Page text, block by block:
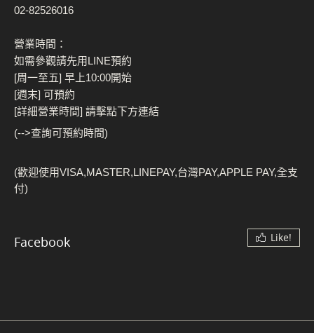
02-82526016
營業時間：
如需參觀請先用LINE預約
[周一至五] 早上10:00開始
[週末] 可預約
[詳細營業時間] 請擊點下方連結
(-->查詢可預約時間)
(歡迎使用VISA,MASTER,LINEPAY,台灣PAY,APPLE PAY,全支
付)
Facebook Like!